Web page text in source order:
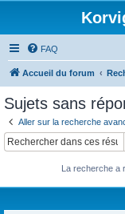
FAQ
Accueil du forum
Sujets sans
Aller sur la recherche
La recherche a